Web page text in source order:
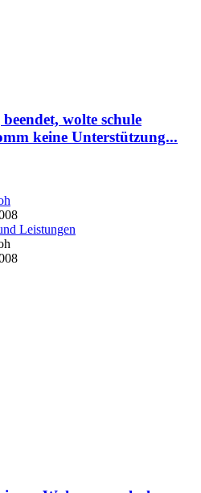
wolte schule
keine Unterstützung...
Leistungen